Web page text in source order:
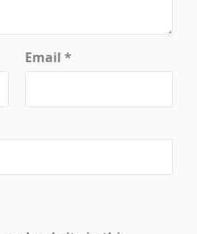
Email *